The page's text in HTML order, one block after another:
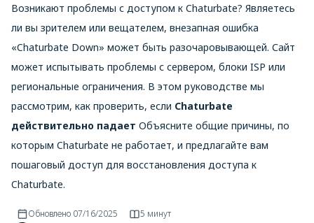
Возникают проблемы с доступом к Chaturbate? Являетесь
ли вы зрителем или вещателем, внезапная ошибка
«Chaturbate Down» может быть разочаровывающей. Сайт
может испытывать проблемы с сервером, блоки ISP или
региональные ограничения. В этом руководстве мы
рассмотрим, как проверить, если Chaturbate
действительно падает Объясните общие причины, по
которым Chaturbate не работает, и предлагайте вам
пошаговый доступ для восстановления доступа к
Chaturbate.
Обновлено 07/16/2025 5 минут